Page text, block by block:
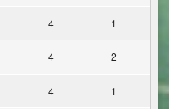
4 1
4 2
4 1